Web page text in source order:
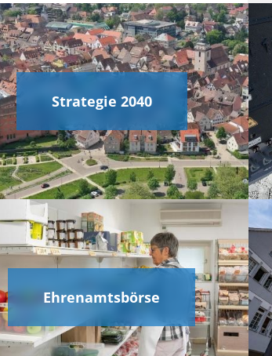
Strategie 2040
Ehrenamtsbörse